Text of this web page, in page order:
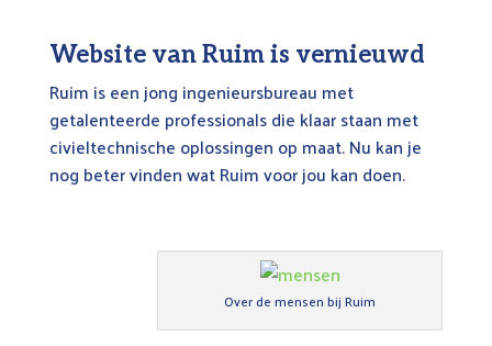
Website van Ruim is vernieuwd
Ruim is een jong ingenieursbureau met
getalenteerde professionals die klaar staan met
civieltechnische oplossingen op maat. Nu kan je
nog beter vinden wat Ruim voor jou kan doen.
Over de mensen bij Ruim